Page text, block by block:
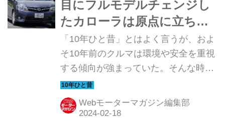
目にフルモデルチェンジし
たカローラは原点に立ち返
って開発された
「10年ひと昔」とはよく言うが、およ
そ10年前のクルマは環境や安全を重視
する傾向が強まっていた。そんな時代
のニューモデル試乗記を当時の記事と
写真で紹介していこう。今回は、カロ
ーラフィールダーだ。
Webモーターマガジン編集部